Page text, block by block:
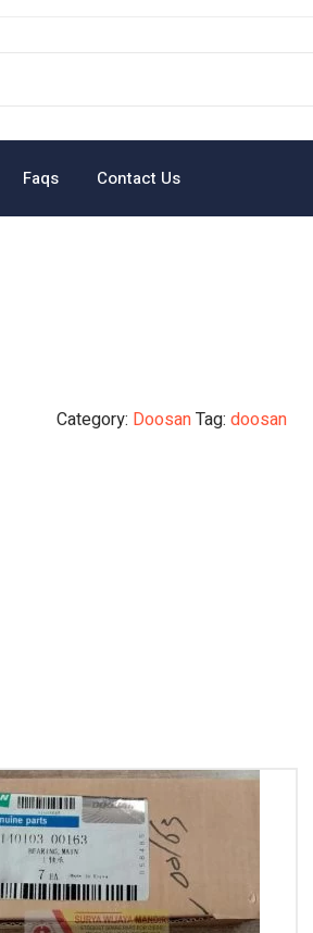
Faqs Contact Us
Category: DoosanTag: doosan